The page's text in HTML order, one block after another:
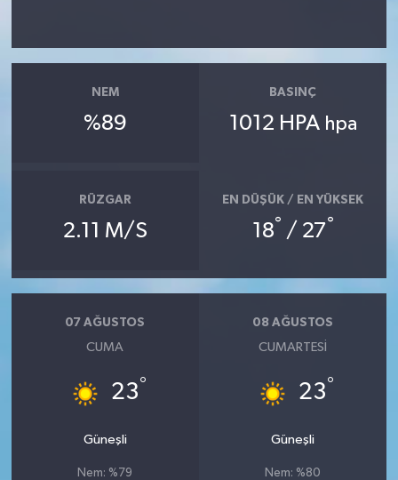
NEM
%89
BASINÇ
1012 HPA hpa
RÜZGAR
2.11 M/S
EN DÜŞÜK / EN YÜKSEK
18° / 27°
07 AĞUSTOS
CUMA
23°
Güneşli
Nem: %79
08 AĞUSTOS
CUMARTESI
23°
Güneşli
Nem: %80